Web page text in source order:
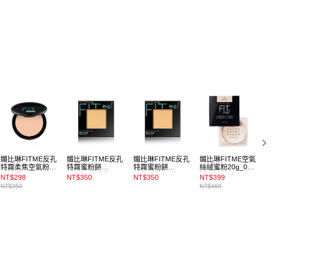
媚比琳FITME反孔
特霧柔焦空氣粉餅
_112象牙
NT$298
NT$350
媚比琳FITME反孔
特霧蜜粉餅
8.5g_220自信
NT$350
媚比琳FITME反孔
特霧蜜粉餅
8.5g_120內斂
NT$350
媚比琳FITME空氣
絲絨蜜粉20g_05
透明
NT$399
NT$469